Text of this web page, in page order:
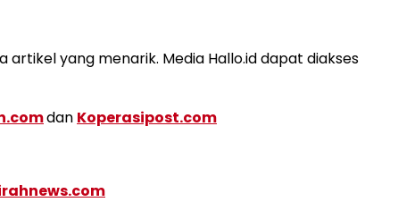
yang menarik. Media Hallo.id dapat diakses
dan Koperasipost.com